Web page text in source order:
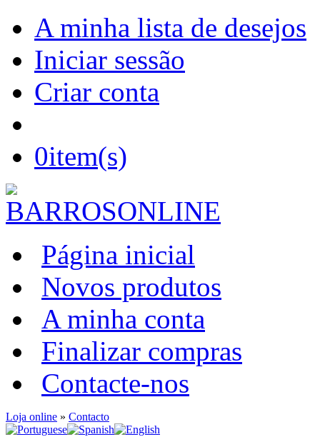
A minha lista de desejos
Iniciar sessão
Criar conta
0item(s)
Página inicial
Novos produtos
A minha conta
Finalizar compras
Contacte-nos
Loja online » Contacto